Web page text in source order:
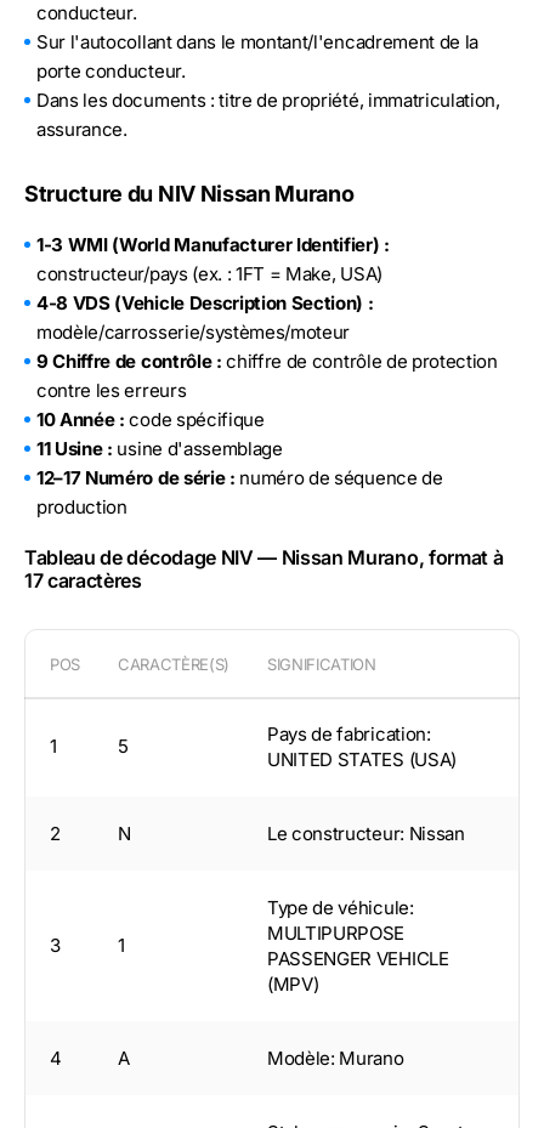
conducteur.
Sur l'autocollant dans le montant/l'encadrement de la
porte conducteur.
Dans les documents : titre de propriété, immatriculation,
assurance.
Structure du NIV Nissan Murano
1-3 WMI (World Manufacturer Identifier) :
constructeur/pays (ex. : 1FT = Make, USA)
4-8 VDS (Vehicle Description Section) :
modèle/carrosserie/systèmes/moteur
9 Chiffre de contrôle : chiffre de contrôle de protection
contre les erreurs
10 Année : code spécifique
11 Usine : usine d'assemblage
12–17 Numéro de série : numéro de séquence de
production
Tableau de décodage NIV — Nissan Murano, format à
17 caractères
POS CARACTÈRE(S) SIGNIFICATION
1 5
Pays de fabrication:
UNITED STATES (USA)
2 N Le constructeur: Nissan
3 1
Type de véhicule:
MULTIPURPOSE
PASSENGER VEHICLE
(MPV)
4 A Modèle: Murano